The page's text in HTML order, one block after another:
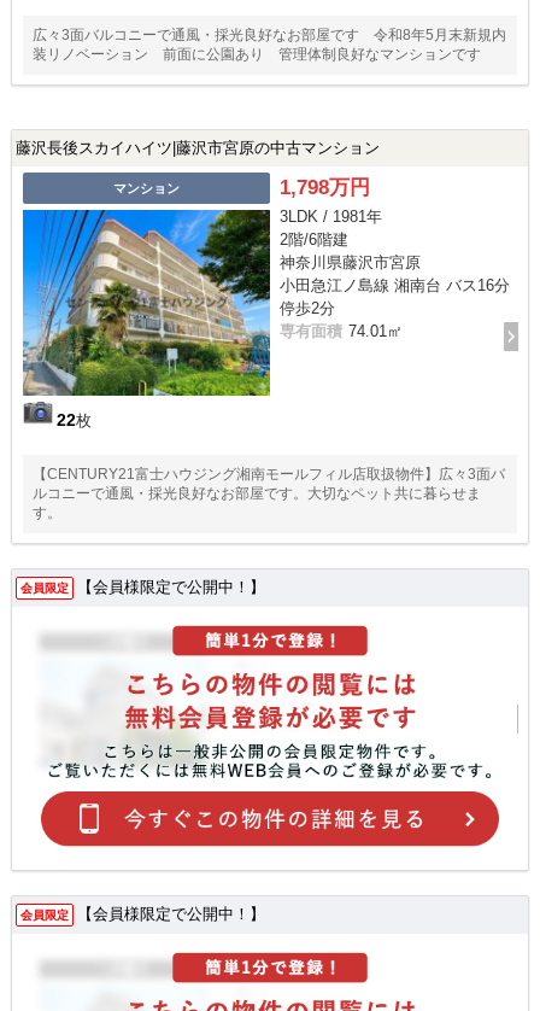
広々3面バルコニーで通風・採光良好なお部屋です 令和8年5月末新規内
装リノベーション 前面に公園あり 管理体制良好なマンションです
藤沢長後スカイハイツ|藤沢市宮原の中古マンション
マンション
22枚
1,798万円
3LDK / 1981年
2階/6階建
神奈川県藤沢市宮原
小田急江ノ島線 湘南台 バス16分
停歩2分
専有面積 74.01㎡
【CENTURY21富士ハウジング湘南モールフィル店取扱物件】広々3面バ
ルコニーで通風・採光良好なお部屋です。大切なペット共に暮らせま
す。
会員限定 【会員様限定で公開中！】
会員限定 【会員様限定で公開中！】